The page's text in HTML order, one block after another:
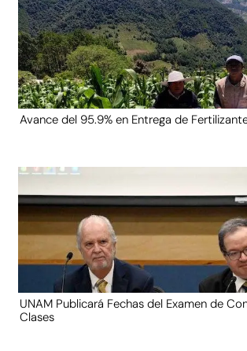
Avance del 95.9% en Entrega de
UNAM Publicará Fechas del Examen de
Clases